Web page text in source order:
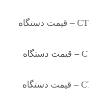
قیمت دستگاه زمین شور CT230BT105 – قیمت دستگاه
قیمت دستگاه زمین شو CT230BT105 – قیمت دستگاه
قیمت دستگاه زمینشوی CT230BT105 – قیمت دستگاه